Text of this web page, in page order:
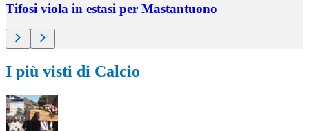
Tifosi viola in estasi per Mastantuono
I più visti di Calcio